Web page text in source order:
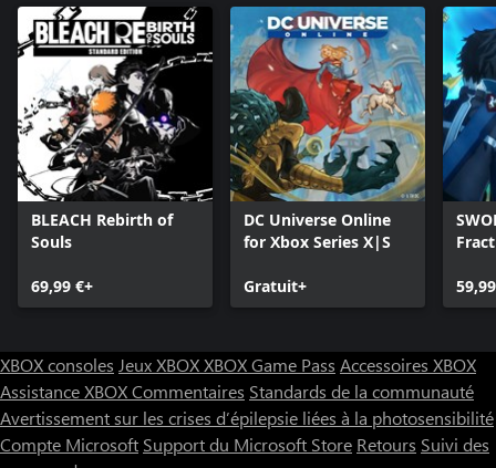
BLEACH Rebirth of
Souls
69,99 €+
DC Universe Online
for Xbox Series X|S
Gratuit+
XBOX consoles Jeux XBOXXBOX Game Pass Accessoires XBOX
Assistance XBOXCommentaires Standards de la communauté
Avertissement sur les crises d’épilepsie liées à la photosensibilité
Compte Microsoft Support du Microsoft Store Retours Suivi des